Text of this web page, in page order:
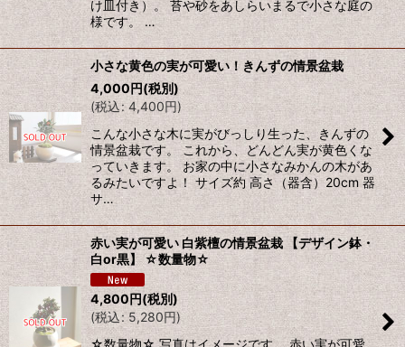
け皿付き）。 苔や砂をあしらいまるで小さな庭の
様です。 …
小さな黄色の実が可愛い！きんずの情景盆栽
4,000円(税別)
(税込: 4,400円)
こんな小さな木に実がびっしり生った、きんずの
情景盆栽です。 これから、どんどん実が黄色くな
っていきます。 お家の中に小さなみかんの木があ
るみたいですよ！ サイズ約 高さ（器含）20cm 器
サ…
赤い実が可愛い 白紫檀の情景盆栽 【デザイン鉢・
白or黒】 ☆数量物☆
4,800円(税別)
(税込: 5,280円)
☆数量物☆ 写真はイメージです。 赤い実が可愛